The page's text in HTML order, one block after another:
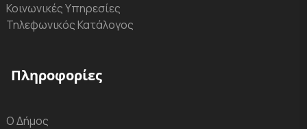
Κοινωνικές Υπηρεσίες
Τηλεφωνικός Κατάλογος
Πληροφορίες
Ο Δήμος